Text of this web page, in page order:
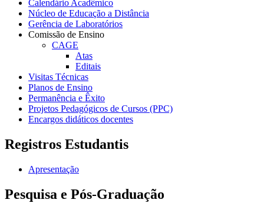
Calendário Acadêmico
Núcleo de Educação a Distância
Gerência de Laboratórios
Comissão de Ensino
CAGE
Atas
Editais
Visitas Técnicas
Planos de Ensino
Permanência e Êxito
Projetos Pedagógicos de Cursos (PPC)
Encargos didáticos docentes
Registros Estudantis
Apresentação
Pesquisa e Pós-Graduação